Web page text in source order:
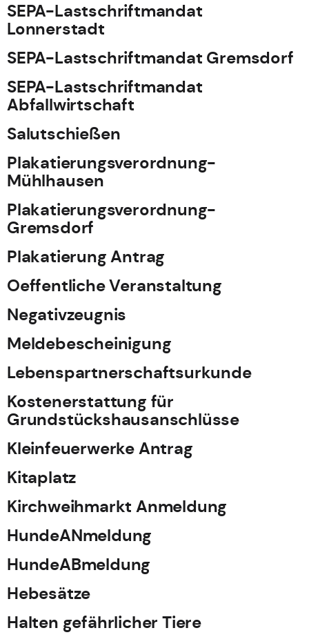
SEPA-Lastschriftmandat
Lonnerstadt
SEPA-Lastschriftmandat Gremsdorf
SEPA-Lastschriftmandat
Abfallwirtschaft
Salutschießen
Plakatierungsverordnung-
Mühlhausen
Plakatierungsverordnung-
Gremsdorf
Plakatierung Antrag
Oeffentliche Veranstaltung
Negativzeugnis
Meldebescheinigung
Lebenspartnerschaftsurkunde
Kostenerstattung für
Grundstückshausanschlüsse
Kleinfeuerwerke Antrag
Kitaplatz
Kirchweihmarkt Anmeldung
HundeANmeldung
HundeABmeldung
Hebesätze
Halten gefährlicher Tiere